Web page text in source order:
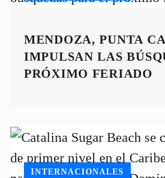
MENDOZA, PUNTA
IMPULSAN LAS
PRÓXIMO FERIADO
INTERNACIONALES